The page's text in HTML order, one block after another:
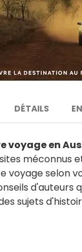
DÉTAILS
voyage en
méconnus
voyage selon
d'auteurs
sujets